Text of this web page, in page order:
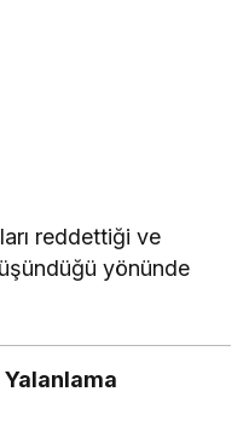
reddettiği ve
yönünde
Yalanlama